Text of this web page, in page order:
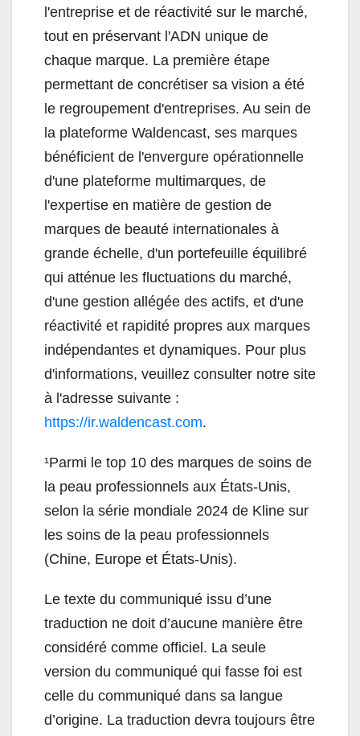
l'entreprise et de réactivité sur le marché,
tout en préservant l'ADN unique de
chaque marque. La première étape
permettant de concrétiser sa vision a été
le regroupement d'entreprises. Au sein de
la plateforme Waldencast, ses marques
bénéficient de l'envergure opérationnelle
d'une plateforme multimarques, de
l'expertise en matière de gestion de
marques de beauté internationales à
grande échelle, d'un portefeuille équilibré
qui atténue les fluctuations du marché,
d'une gestion allégée des actifs, et d'une
réactivité et rapidité propres aux marques
indépendantes et dynamiques. Pour plus
d'informations, veuillez consulter notre site
à l'adresse suivante :
https://ir.waldencast.com.
¹Parmi le top 10 des marques de soins de
la peau professionnels aux États-Unis,
selon la série mondiale 2024 de Kline sur
les soins de la peau professionnels
(Chine, Europe et États-Unis).
Le texte du communiqué issu d’une
traduction ne doit d’aucune manière être
considéré comme officiel. La seule
version du communiqué qui fasse foi est
celle du communiqué dans sa langue
d’origine. La traduction devra toujours être